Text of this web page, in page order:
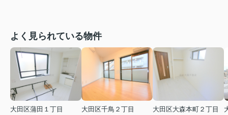
よく見られている物件
大田区蒲田１丁目
大田区千鳥２丁目
大田区大森本町２丁目